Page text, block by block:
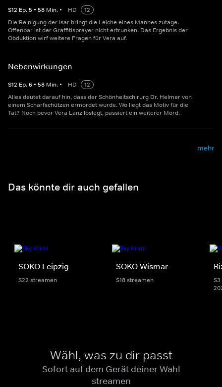
S12 Ep.5 • 58 Min. • HD
12
Die Reinigung der Isar bringt die Leiche eines Mannes zutage.
Offenbar ist der Graffitisprayer nicht ertrunken. Das Ergebnis der
Obduktion wirf weitere Fragen für Vera auf.
Nebenwirkungen
S12 Ep.6 • 58 Min. • HD
12
Alles deutet darauf hin, dass der Schönheitschirurg Dr. Helmer von
einem Scharfschützen ermordet wurde. Wo liegt das Motiv für die
Tat? Noch bevor Vera Lanz loslegt, passiert ein weiterer Mord.
mehr
Das könnte dir auch gefallen
SOKO Leipzig
S22 streamen
SOKO Wismar
S18 streamen
Wähl, was zu dir passt
Sofort auf dem Gerät deiner Wahl
streamen